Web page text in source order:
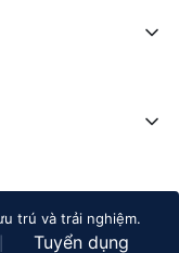
trú và trải nghiệm.
Tuyển dụng